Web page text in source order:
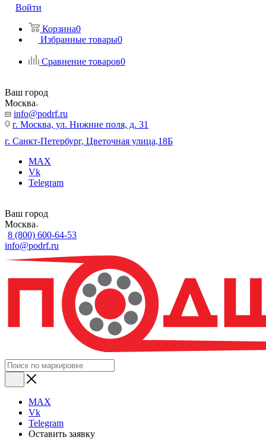
Войти
Корзина0
Избранные товары0
Сравнение товаров0
Ваш город
Москва
info@podrf.ru
г. Москва, ул. Нижние поля, д. 31
г. Санкт-Петербург, Цветочная улица,18Б
MAX
Vk
Telegram
Ваш город
Москва
8 (800) 600-64-53
info@podrf.ru
MAX
Vk
Telegram
Оставить заявку